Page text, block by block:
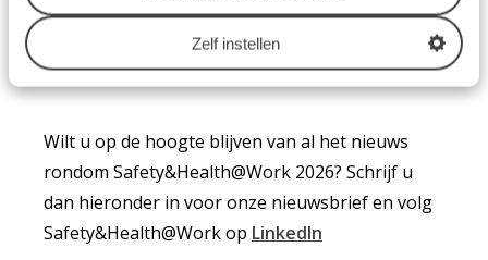
Zelf instellen
Wilt u op de hoogte blijven van al het nieuws
rondom Safety&Health@Work 2026? Schrijf u
dan hieronder in voor onze nieuwsbrief en volg
Safety&Health@Work op LinkedIn